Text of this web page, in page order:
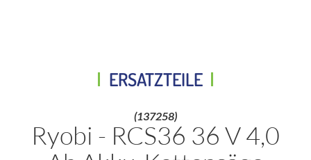
ERSATZTEILE
(137258)
Ryobi - RCS36 36 V 4,0